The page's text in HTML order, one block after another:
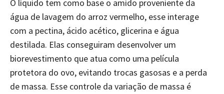
O líquido tem como base o amido proveniente da
água de lavagem do arroz vermelho, esse interage
com a pectina, ácido acético, glicerina e água
destilada. Elas conseguiram desenvolver um
biorevestimento que atua como uma película
protetora do ovo, evitando trocas gasosas e a perda
de massa. Esse controle da variação de massa é